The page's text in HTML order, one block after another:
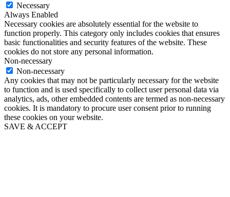
Necessary
Always Enabled
Necessary cookies are absolutely essential for the website to
function properly. This category only includes cookies that ensures
basic functionalities and security features of the website. These
cookies do not store any personal information.
Non-necessary
Non-necessary
Any cookies that may not be particularly necessary for the website
to function and is used specifically to collect user personal data via
analytics, ads, other embedded contents are termed as non-necessary
cookies. It is mandatory to procure user consent prior to running
these cookies on your website.
SAVE & ACCEPT